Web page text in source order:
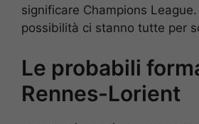
significare Champions
possibilità ci stanno tutte per
Le probabili
Rennes-Lorient